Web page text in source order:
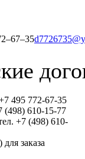
495 772-67-35
(498) 610-15-77
+7 (498) 610-
заказа